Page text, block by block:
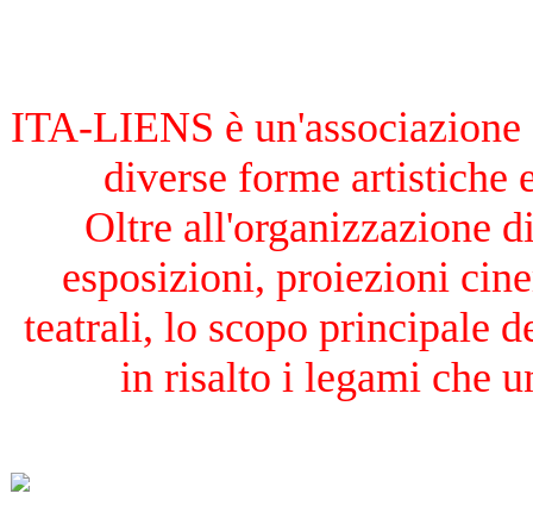
ITA-LIENS è
diverse forme artistiche
Oltre all'organizzazione
esposizioni, proiezioni
teatrali, lo scopo principale
in risalto i legami che